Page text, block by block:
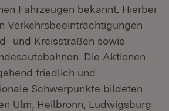
Fahrzeugen bekannt. Hierbei
Verkehrsbeeinträchtigungen
und Kreisstraßen sowie
Die Aktionen
friedlich und
Schwerpunkte bildeten
Ulm, Heilbronn, Ludwigsburg